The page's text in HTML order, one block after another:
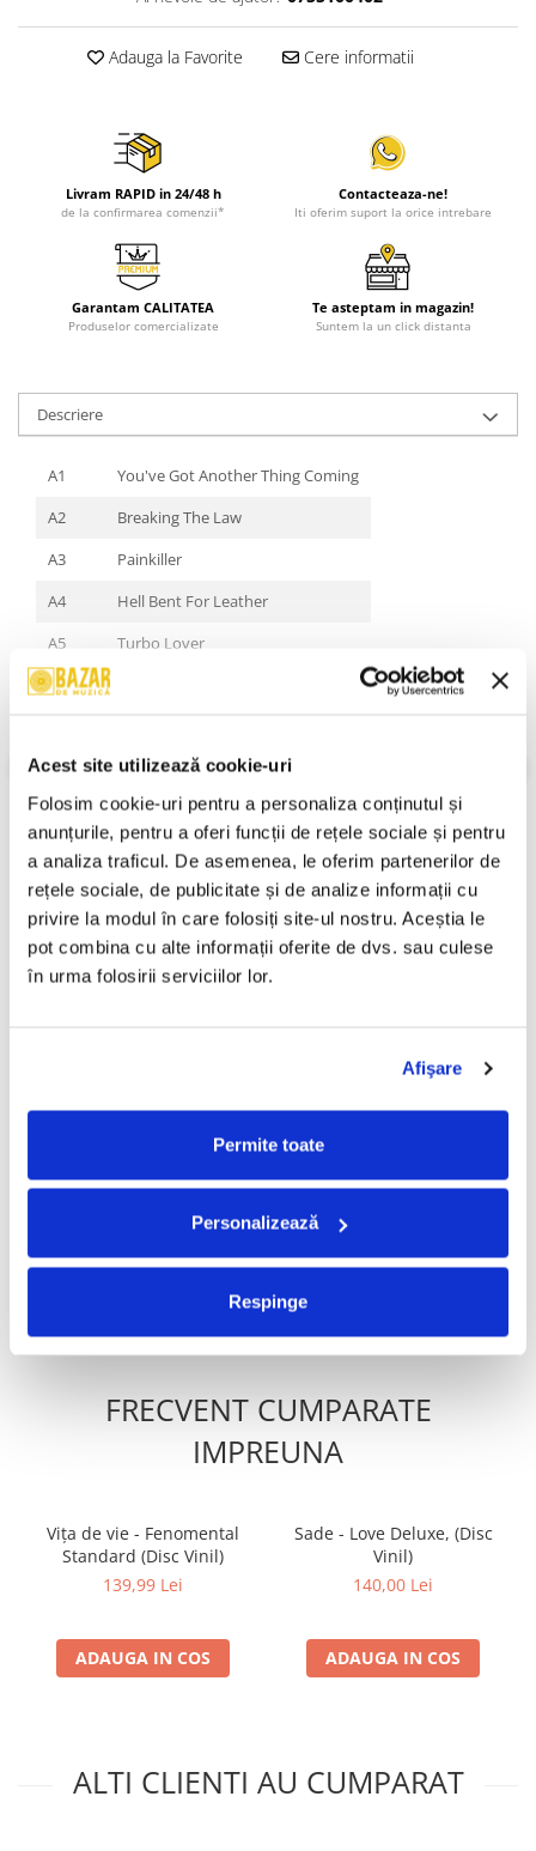
Acest site utilizează cookie-uri
Folosim cookie-uri pentru a personaliza conținutul și
anunțurile, pentru a oferi funcții de rețele sociale și pentru
a analiza traficul. De asemenea, le oferim partenerilor de
rețele sociale, de publicitate și de analize informații cu
privire la modul în care folosiți site-ul nostru. Aceștia le
pot combina cu alte informații oferite de dvs. sau culese
în urma folosirii serviciilor lor.
Afişare
Permite toate
Personalizează
Respinge
Adauga la Favorite Cere informatii
Livram RAPID in 24/48 h
de la confirmarea comenzii*
Contacteaza-ne!
Iti oferim suport la orice intrebare
Garantam CALITATEA
Produselor comercializate
Te asteptam in magazin!
Suntem la un click distanta
Descriere
A1
You've Got Another Thing Coming
A2
Breaking The Law
A3
Painkiller
A4
Hell Bent For Leather
A5
Turbo Lover
B1
B3
Living After Midnight
B4
Heading Out To The Highway
B5
The Sentinel
Stare Coperta:Mint
Stare Disc:Mint
Gen:Rock
Stil:
Hard Rock
An Lansare:An Lansare:
Informatii conformitate produs
Review-uri(0)
PRODUSE ALTERNATIVE
Ada Milea, Bobo
Cristi Rigman - Concert În 4
(Disc Vinil)
Pink Floyd - The Division
FRECVENT CUMPARATE
IMPREUNA
Vița de vie - Fenomental
Standard (Disc Vinil)
139,99 Lei
ADAUGA IN COS
Sade - Love Deluxe, (Disc
Vinil)
140,00 Lei
ADAUGA IN COS
ALTI CLIENTI AU CUMPARAT